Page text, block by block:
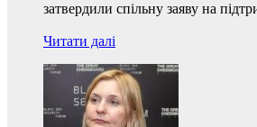
затвердили спільну заяву на
Читати далі